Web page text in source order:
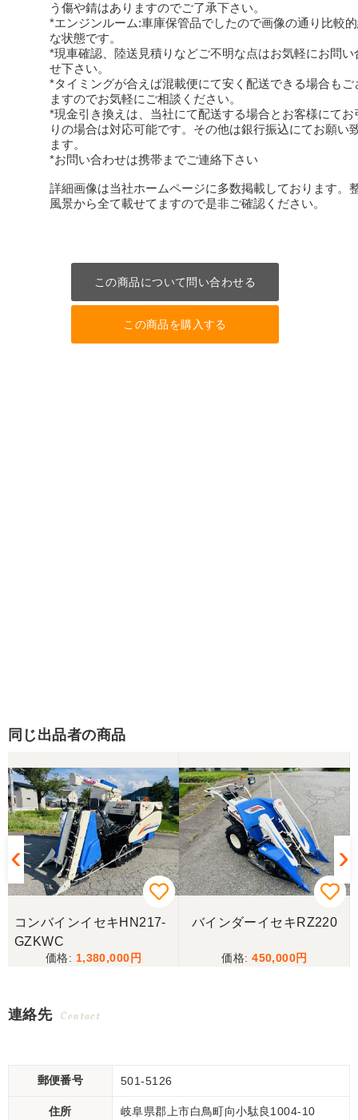
う傷や錆はありますのでご了承下さい。
*エンジンルーム:車庫保管品でしたので画像の通り比較
な状態です。
*現車確認、陸送見積りなどご不明な点はお気軽にお問い
せ下さい。
*タイミングが合えば混載便にて安く配送できる場合もご
ますのでお気軽にご相談ください。
*現金引き換えは、当社にて配送する場合とお客様にてお
りの場合は対応可能です。その他は銀行振込にてお願い
ます。
*お問い合わせは携帯までご連絡下さい
詳細画像は当社ホームページに多数掲載しております。
風景から全て載せてますので是非ご確認ください。
この商品について問い合わせる
この商品を購入する
同じ出品者の商品
コンバインイセキHN217-
GZKWC
1,380,000
バインダーイセキRZ220
450,000
連絡先 Contact
郵便番号 501-5126
住所 岐阜県郡上市白鳥町向小駄良1004-10